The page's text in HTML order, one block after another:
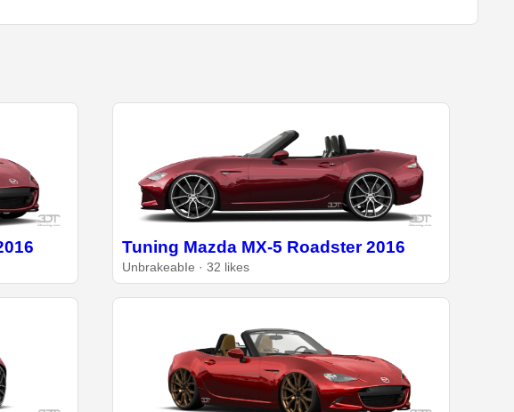
Tuning Mazda MX-5 Roadster 2016
UnbrakeabIe · 32 likes